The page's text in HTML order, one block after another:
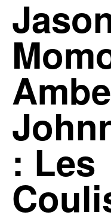
: Les